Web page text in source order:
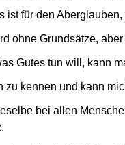
ist für den
ohne Grundsätze,
Gutes tun will, kann
zu kennen und kann
bei allen